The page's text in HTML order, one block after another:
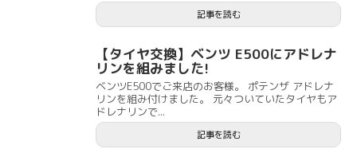
記事を読む
【タイヤ交換】ベンツ E500にアドレナ
リンを組みました!
ベンツE500でご来店のお客様。 ポテンザ アドレナ
リンを組み付けました。 元々ついていたタイヤもア
ドレナリンで...
記事を読む